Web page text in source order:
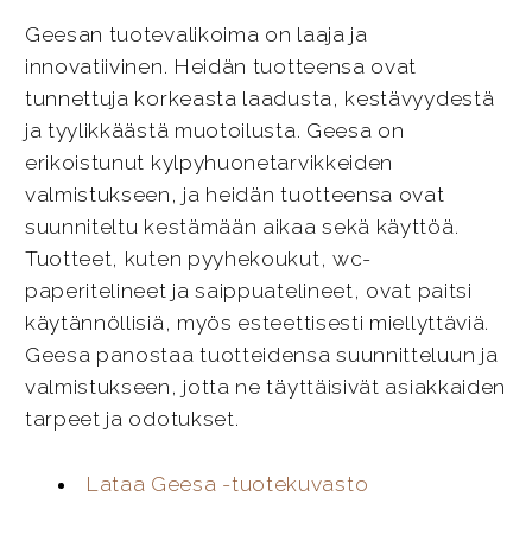
Geesan tuotevalikoima on laaja ja
innovatiivinen. Heidän tuotteensa ovat
tunnettuja korkeasta laadusta, kestävyydestä
ja tyylikkäästä muotoilusta. Geesa on
erikoistunut kylpyhuonetarvikkeiden
valmistukseen, ja heidän tuotteensa ovat
suunniteltu kestämään aikaa sekä käyttöä.
Tuotteet, kuten pyyhekoukut, wc-
paperitelineet ja saippuatelineet, ovat paitsi
käytännöllisiä, myös esteettisesti miellyttäviä.
Geesa panostaa tuotteidensa suunnitteluun ja
valmistukseen, jotta ne täyttäisivät asiakkaiden
tarpeet ja odotukset.
Lataa Geesa -tuotekuvasto